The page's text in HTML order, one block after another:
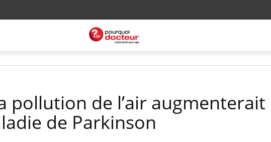
pollution de l’air augmenterait
de Parkinson